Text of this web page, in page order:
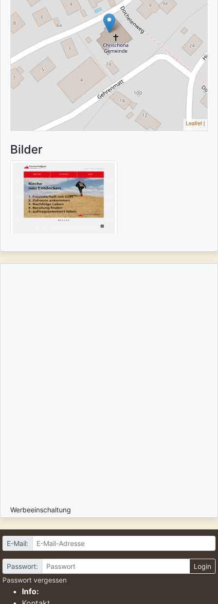
Leaflet |
Bilder
Werbeeinschaltung
E-Mail:
Passwort:
Login
Passwort vergessen
Info: